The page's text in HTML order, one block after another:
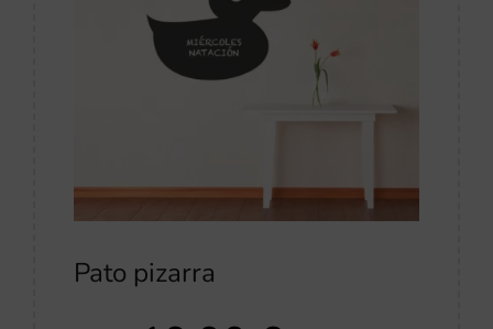
Pato pizarra